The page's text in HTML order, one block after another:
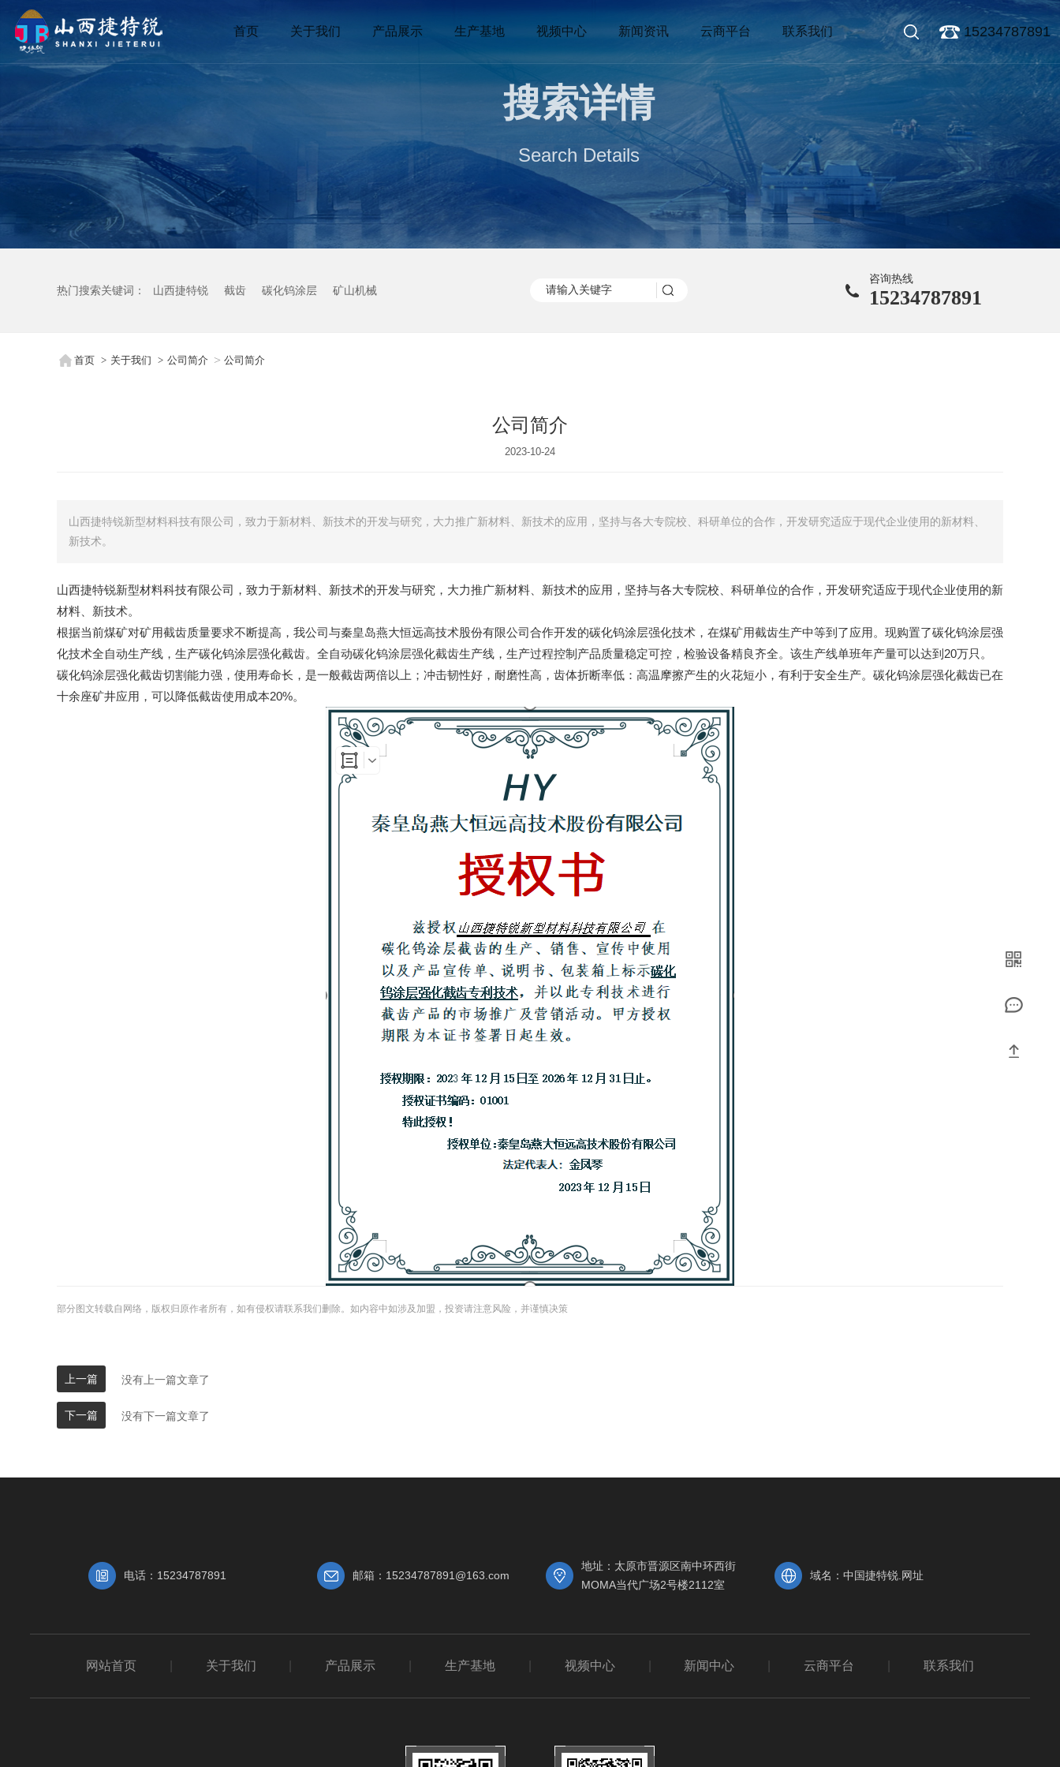
首页 关于我们 产品展示 生产基地 视频中心 新闻资讯 云商平台 联系我们 15234787891
搜索详情
Search Details
咨询热线
15234787891
热门搜索关键词： 山西捷特锐 截齿 碳化钨涂层 矿山机械
首页 关于我们 公司简介 公司简介
公司简介
2023-10-24
山西捷特锐新型材料科技有限公司，致力于新材料、新技术的开发与研究，大力推广新材料、新技术的应用，坚持与各大专院校、科研单位的合作，开发研究适应于现代企业使用的新材料、
新技术。
山西捷特锐新型材料科技有限公司，致力于新材料、新技术的开发与研究，大力推广新材料、新技术的应用，坚持与各大专院校、科研单位的合作，开发研究适应于现代企业使用的新
材料、新技术。
根据当前煤矿对矿用截齿质量要求不断提高，我公司与秦皇岛燕大恒远高技术股份有限公司合作开发的碳化钨涂层强化技术，在煤矿用截齿生产中等到了应用。现购置了碳化钨涂层强
化技术全自动生产线，生产碳化钨涂层强化截齿。全自动碳化钨涂层强化截齿生产线，生产过程控制产品质量稳定可控，检验设备精良齐全。该生产线单班年产量可以达到20万只。
碳化钨涂层强化截齿切割能力强，使用寿命长，是一般截齿两倍以上；冲击韧性好，耐磨性高，齿体折断率低：高温摩擦产生的火花短小，有利于安全生产。碳化钨涂层强化截齿已在
十余座矿井应用，可以降低截齿使用成本20%。
部分图文转载自网络，版权归原作者所有，如有侵权请联系我们删除。如内容中如涉及加盟，投资请注意风险，并谨慎决策
上一篇 没有上一篇文章了
下一篇 没有下一篇文章了
电话：15234787891 邮箱：15234787891@163.com
地址：太原市晋源区南中环西街
MOMA当代广场2号楼2112室
域名：中国捷特锐.网址
网站首页 关于我们 产品展示 生产基地 视频中心 新闻中心 云商平台 联系我们